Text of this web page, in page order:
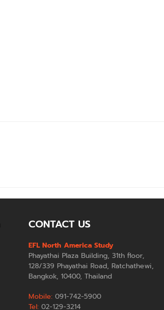
CONTACT US
EFL North America Study
Phayathai Plaza Building, 31th floor,
128/339 Phayathai Road, Ratchathewi,
Bangkok, 10400, Thailand
Mobile: 091-742-5900
Tel: 02-129-3214